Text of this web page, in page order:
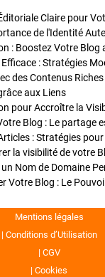
Claire pour
de l'Identité
: Stratégies
aux Liens
pour Accroître la
Blog : Le partage
Mentions légales
Conditions d’Utilisation
CGV
Cookies